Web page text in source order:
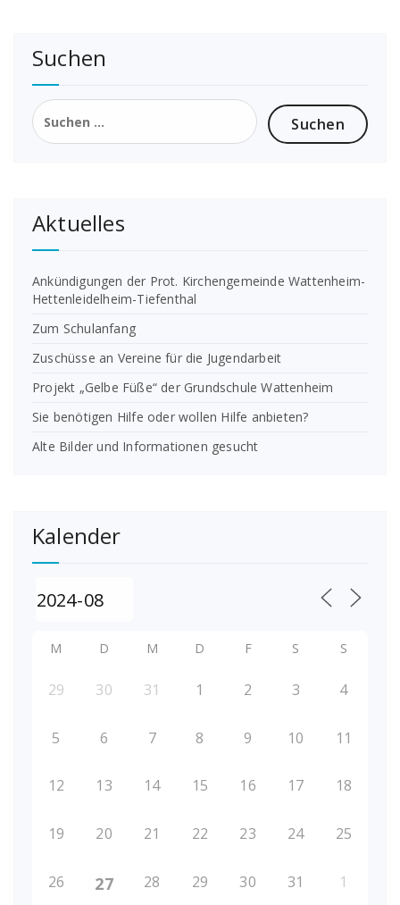
Suchen
Suchen
nach:
Aktuelles
Ankündigungen der Prot. Kirchengemeinde Wattenheim-
Hettenleidelheim-Tiefenthal
Zum Schulanfang
Zuschüsse an Vereine für die Jugendarbeit
Projekt „Gelbe Füße“ der Grundschule Wattenheim
Sie benötigen Hilfe oder wollen Hilfe anbieten?
Alte Bilder und Informationen gesucht
Kalender
M D M D F S S
29 30 31 1 2 3 4
5 6 7 8 9 10 11
12 13 14 15 16 17 18
19 20 21 22 23 24 25
26 27 28 29 30 31 1